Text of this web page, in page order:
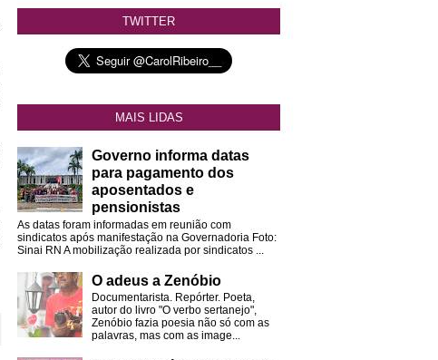
TWITTER
MAIS LIDAS
Governo informa datas
para pagamento dos
aposentados e
pensionistas
As datas foram informadas em reunião com
sindicatos após manifestação na Governadoria Foto:
Sinai RN A mobilização realizada por sindicatos ...
O adeus a Zenóbio
Documentarista. Repórter. Poeta,
autor do livro "O verbo sertanejo",
Zenóbio fazia poesia não só com as
palavras, mas com as image...